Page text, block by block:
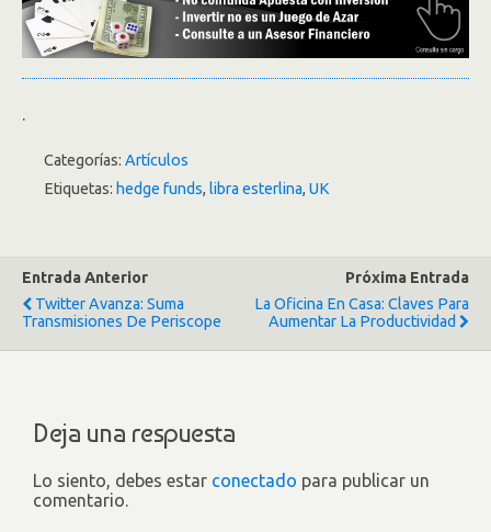
.
Categorías: Artículos
Etiquetas: hedge funds, libra esterlina, UK
Entrada Anterior
Twitter Avanza: Suma
Transmisiones De Periscope
Próxima Entrada
La Oficina En Casa: Claves Para
Aumentar La Productividad
Deja una respuesta
Lo siento, debes estar conectado para publicar un
comentario.